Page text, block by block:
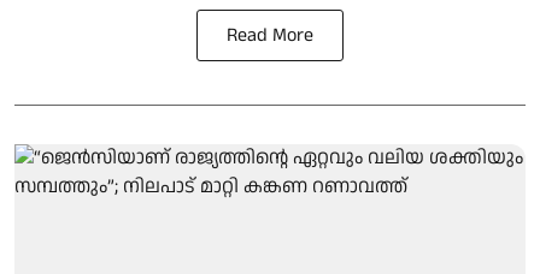
Read More